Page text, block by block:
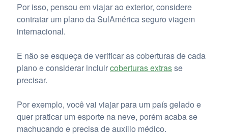
Por isso, pensou em viajar ao exterior, considere
contratar um plano da SulAmérica seguro viagem
internacional.
E não se esqueça de verificar as coberturas de cada
plano e considerar incluircoberturas extrasse
precisar.
Por exemplo, você vai viajar para um país gelado e
quer praticar um esporte na neve, porém acaba se
machucando e precisa de auxílio médico.